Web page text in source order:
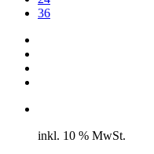
36
inkl. 10 % MwSt.